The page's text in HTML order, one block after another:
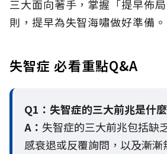
三大面向著手，掌握「提早佈
則，提早為失智海嘯做好準備。
失智症 必看重點Q&A
Q1：失智症的三大前兆是什
A： 失智症的三大前兆包括缺
感衰退或反覆詢問，以及漸